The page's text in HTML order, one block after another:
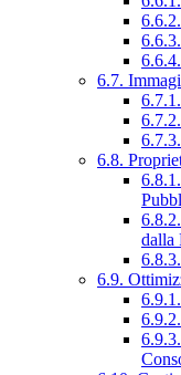
6.7.
6.8.
dalla
6.9.